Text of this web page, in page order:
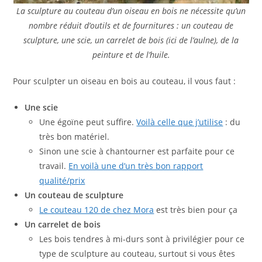
La sculpture au couteau d’un oiseau en bois ne nécessite qu’un
nombre réduit d’outils et de fournitures : un couteau de
sculpture, une scie, un carrelet de bois (ici de l’aulne), de la
peinture et de l’huile.
Pour sculpter un oiseau en bois au couteau, il vous faut :
Une scie
Une égoïne peut suffire.Voilà celle que j’utilise : du
très bon matériel.
Sinon une scie à chantourner est parfaite pour ce
travail. En voilà une d’un très bon rapport
qualité/prix
Un couteau de sculpture
Le couteau 120 de chez Mora est très bien pour ça
Un carrelet de bois
Les bois tendres à mi-durs sont à privilégier pour ce
type de sculpture au couteau, surtout si vous êtes